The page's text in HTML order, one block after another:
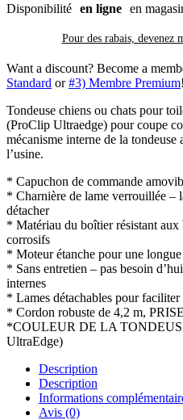
Disponibilité en ligne en
Pour des rabais, devenez
Want a discount? Become a
Standard or#3) Membre Premium!
Tondeuse chiens ou chats pour
(ProClip Ultraedge) pour coupe
mécanisme interne de la
l’usine.
* Capuchon de commande
* Charnière de lame verrouillée –
détacher
* Matériau du boîtier résistant
corrosifs
* Moteur étanche pour une
* Sans entretien – pas besoin
internes
* Lames détachables pour
* Cordon robuste de 4,2 m,
*COULEUR DE LA
UltraEdge)
Description
Description
Informations
Avis (0)